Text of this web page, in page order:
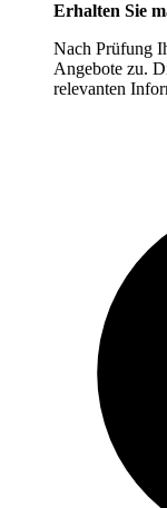
Erhalten Sie
Nach Prüfung
Angebote zu.
relevanten